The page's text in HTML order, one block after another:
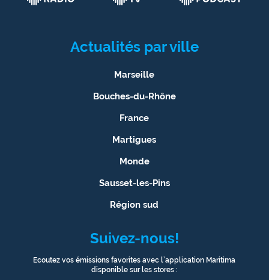
Actualités par ville
Marseille
Bouches-du-Rhône
France
Martigues
Monde
Sausset-les-Pins
Région sud
Suivez-nous!
Ecoutez vos émissions favorites avec l’application Maritima
disponible sur les stores :